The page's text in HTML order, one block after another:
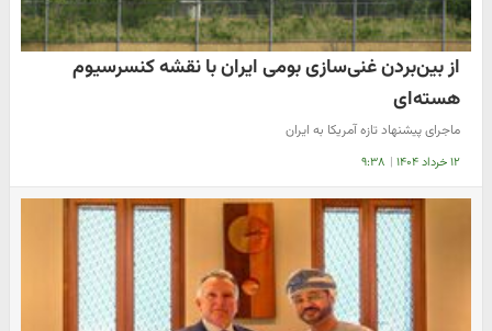
از بین‌بردن غنی‌سازی بومی ایران با نقشه کنسرسیوم
هسته‌ای
ماجرای پیشنهاد تازه آمریکا به ایران
۱۲ خرداد ۱۴۰۴ | ۹:۳۸